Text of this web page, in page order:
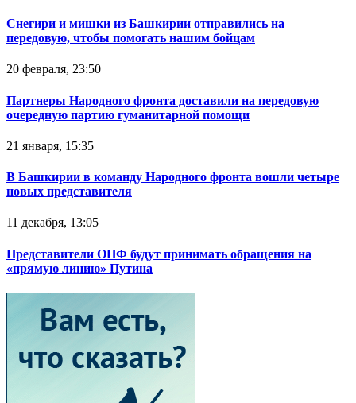
Снегири и мишки из Башкирии отправились на
передовую, чтобы помогать нашим бойцам
20 февраля, 23:50
Партнеры Народного фронта доставили на передовую
очередную партию гуманитарной помощи
21 января, 15:35
В Башкирии в команду Народного фронта вошли четыре
новых представителя
11 декабря, 13:05
Представители ОНФ будут принимать обращения на
«прямую линию» Путина